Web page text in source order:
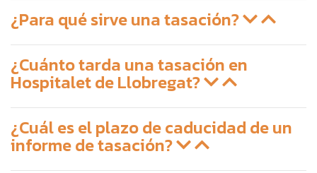
¿Para qué sirve una tasación?
¿Cuánto tarda una tasación en
Hospitalet de Llobregat?
¿Cuál es el plazo de caducidad de un
informe de tasación?